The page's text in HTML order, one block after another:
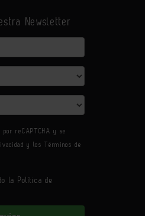
Newsletter
reCAPTCHA y se
y losTérminos de
la Política de